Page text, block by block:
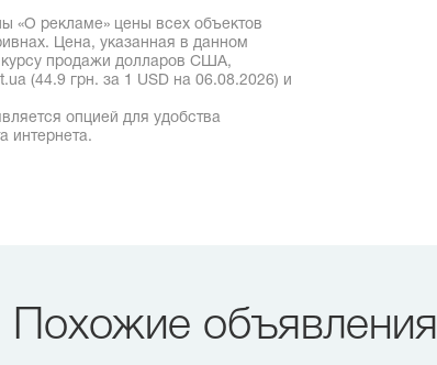
«О рекламе» цены всех объектов
Цена, указанная в данном
курсу продажи долларов США,
(44.9 грн. за 1 USD на 06.08.2026) и
опцией для удобства
интернета.
Похожие объявления